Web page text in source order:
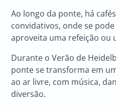
Ao longo da ponte, há
convidativos, onde se
aproveita uma refeição ou
Durante o Verão de
ponte se transforma em
ao ar livre, com música,
diversão.